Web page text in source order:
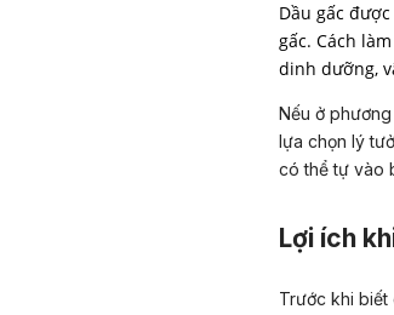
Dầu gấc
gấc. Cách
Nếu ở
lựa chọn lý
có thể tự vào
Lợi ích
Trước khi biết